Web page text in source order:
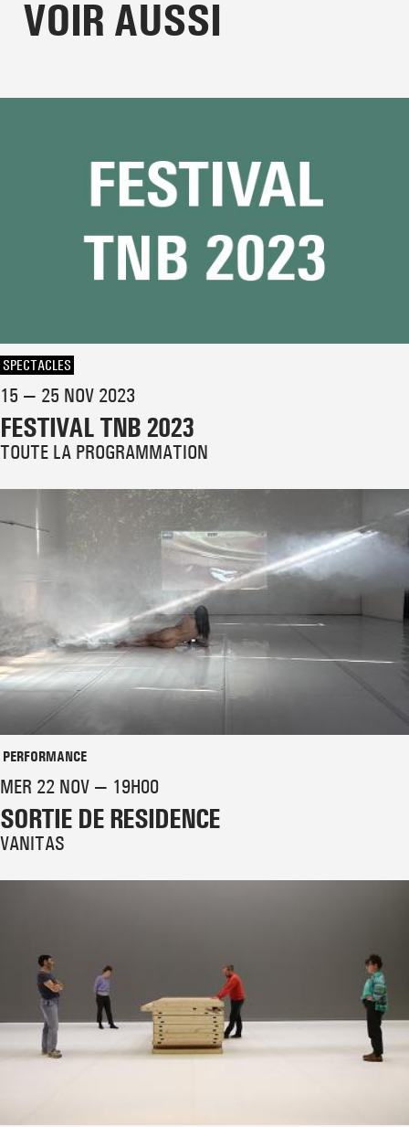
VOIR AUSSI
SPECTACLES
15 — 25 NOV 2023
FESTIVAL TNB 2023
TOUTE LA PROGRAMMATION
PERFORMANCE
MER 22 NOV — 19H00
SORTIE DE RESIDENCE
VANITAS